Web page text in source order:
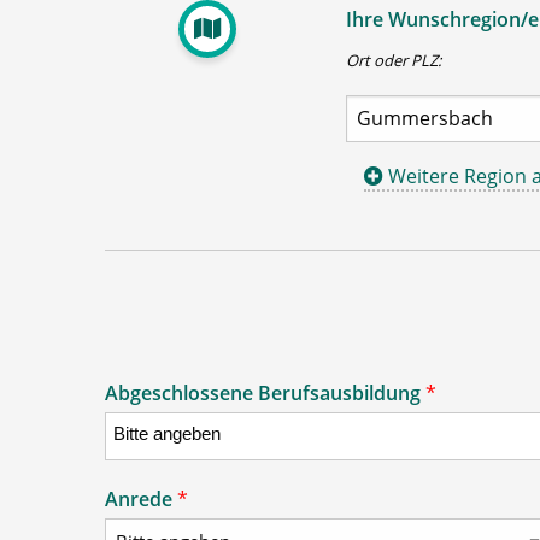
Ihre Wunschregion/
Ort oder PLZ:
Weitere Region
Abgeschlossene Berufsausbildung*
Anrede*